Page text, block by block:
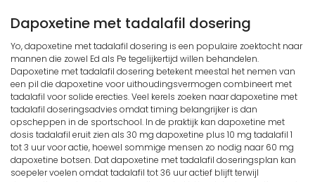
Dapoxetine met tadalafil dosering
Yo, dapoxetine met tadalafil dosering is een populaire zoektocht naar
mannen die zowel Ed als Pe tegelijkertijd willen behandelen.
Dapoxetine met tadalafil dosering betekent meestal het nemen van
een pil die dapoxetine voor uithoudingsvermogen combineert met
tadalafil voor solide erecties. Veel kerels zoeken naar dapoxetine met
tadalafil doseringsadvies omdat timing belangrijker is dan
opscheppen in de sportschool. In de praktijk kan dapoxetine met
dosis tadalafil eruit zien als 30 mg dapoxetine plus 10 mg tadalafil 1
tot 3 uur voor actie, hoewel sommige mensen zo nodig naar 60 mg
dapoxetine botsen. Dat dapoxetine met tadalafil doseringsplan kan
soepeler voelen omdat tadalafil tot 36 uur actief blijft terwijl